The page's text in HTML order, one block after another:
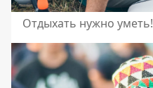
Отдыхать нужно уметь!